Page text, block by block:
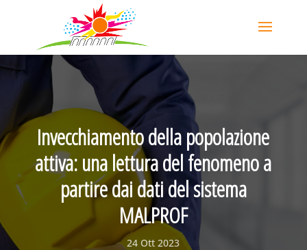
Invecchiamento della popolazione
attiva: una lettura del fenomeno a
partire dai dati del sistema
MALPROF
24 Ott 2023